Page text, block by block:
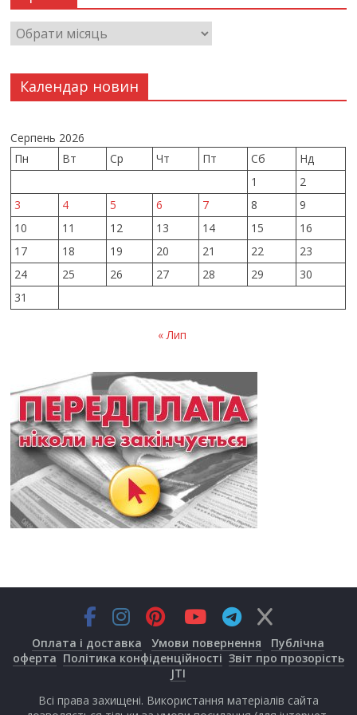
Календар новин
Серпень 2026
Пн
Вт Ср Чт Пт Сб
Нд
1
2
3
4 5 6 7 8
9
10
11 12 13 14 15
16
17
18 19 20 21 22
23
24
25 26 27 28 29
30
31
« Лип
Оплата і доставка Умови повернення
Публічна
оферта Політика конфіденційності Звіт про прозорість
JTI
Всі права захищені. Використання матеріалів сайта